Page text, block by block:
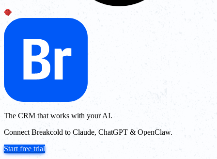
The CRM that works with your AI.
Connect Breakcold to Claude, ChatGPT & OpenClaw.
Start free trial